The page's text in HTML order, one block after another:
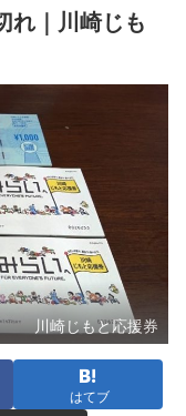
れ｜川崎じも
川崎じもと応援券
はてブ